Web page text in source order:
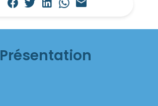
Présentation